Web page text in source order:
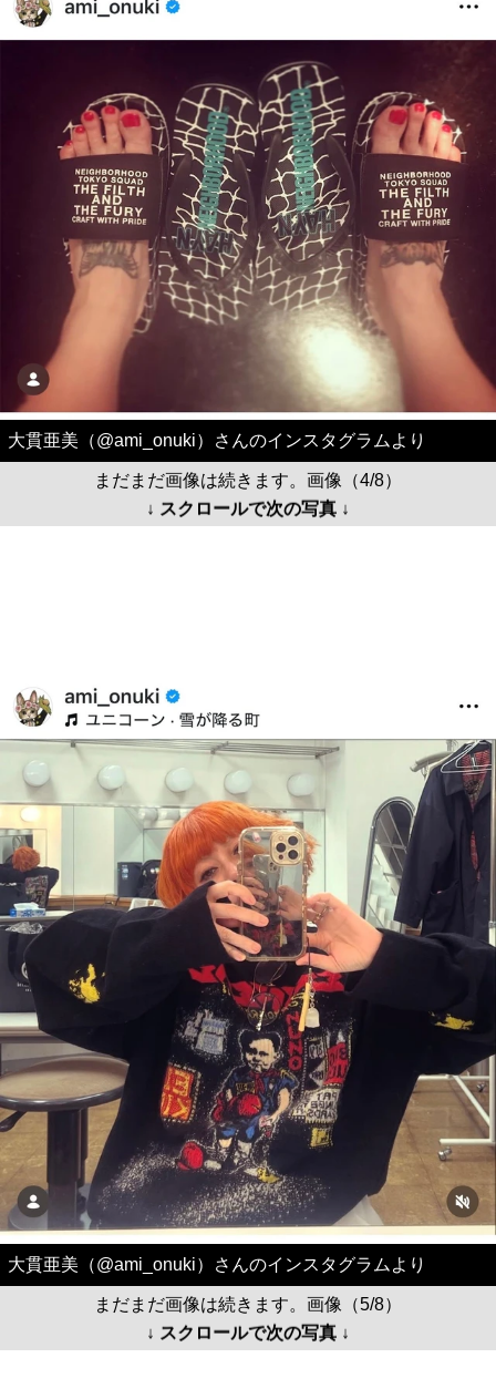
大貫亜美（@ami_onuki）さんのインスタグラムより
まだまだ画像は続きます。画像（4/8）
↓ スクロールで次の写真 ↓
大貫亜美（@ami_onuki）さんのインスタグラムより
まだまだ画像は続きます。画像（5/8）
↓ スクロールで次の写真 ↓